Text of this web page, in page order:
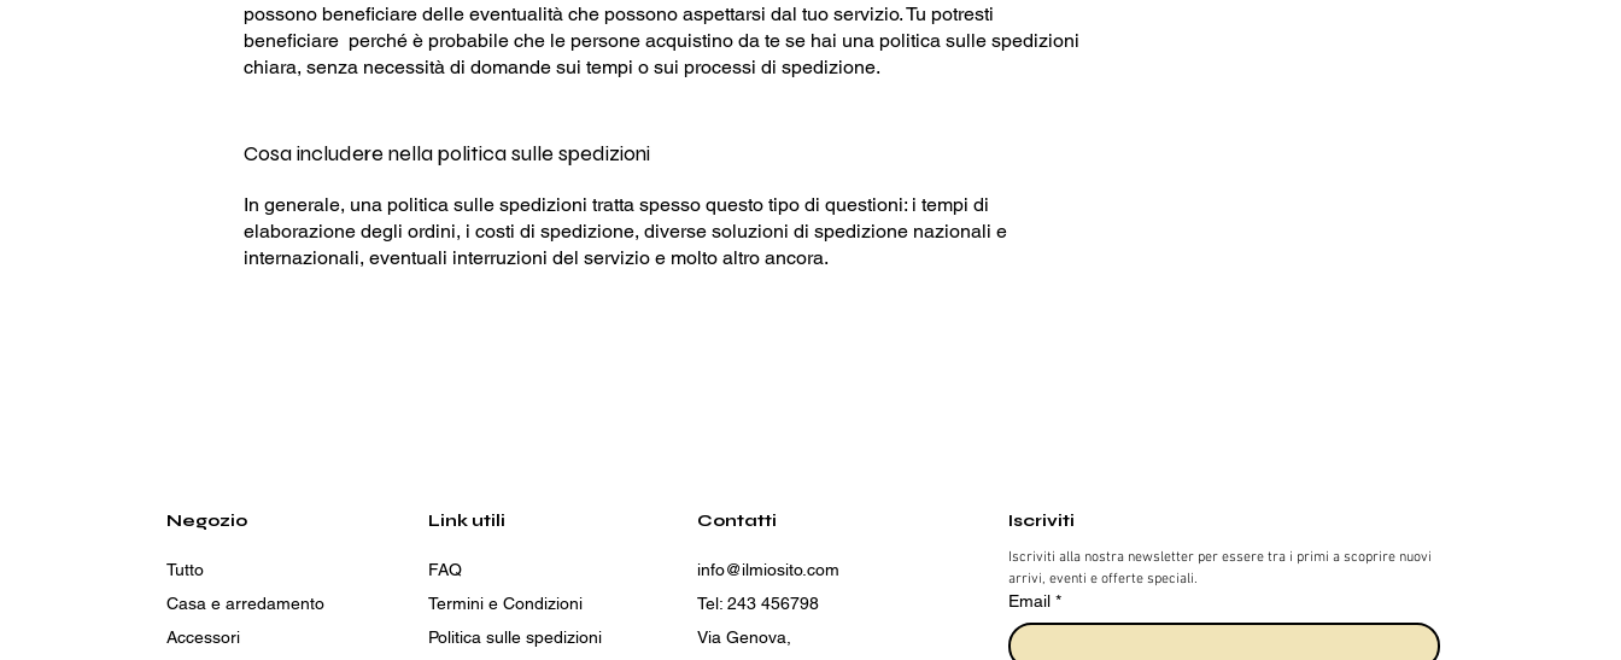
possono beneficiare delle eventualità che possono aspettarsi dal tuo servizio. Tu potresti
beneficiare perché è probabile che le persone acquistino da te se hai una politica sulle spedizioni
chiara, senza necessità di domande sui tempi o sui processi di spedizione.
Cosa includere nella politica sulle spedizioni
In generale, una politica sulle spedizioni tratta spesso questo tipo di questioni: i tempi di
elaborazione degli ordini, i costi di spedizione, diverse soluzioni di spedizione nazionali e
internazionali, eventuali interruzioni del servizio e molto altro ancora.
Negozio
Tutto
Casa e arredamento
Accessori
Link utili
FAQ
Termini e Condizioni
Politica sulle spedizioni
Contatti
info@ilmiosito.com
Tel: 243 456798
Via Genova,
Iscriviti
Iscriviti alla nostra newsletter per essere tra i primi a scoprire nuovi
arrivi, eventi e offerte speciali.
Email *